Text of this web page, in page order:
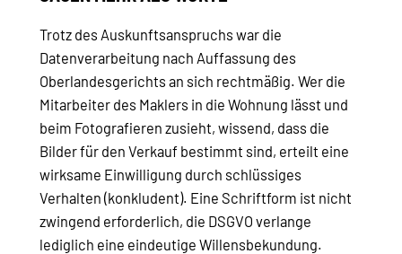
Trotz des Auskunftsanspruchs war die
Datenverarbeitung nach Auffassung des
Oberlandesgerichts an sich rechtmäßig. Wer die
Mitarbeiter des Maklers in die Wohnung lässt und
beim Fotografieren zusieht, wissend, dass die
Bilder für den Verkauf bestimmt sind, erteilt eine
wirksame Einwilligung durch schlüssiges
Verhalten (konkludent). Eine Schriftform ist nicht
zwingend erforderlich, die DSGVO verlange
lediglich eine eindeutige Willensbekundung.